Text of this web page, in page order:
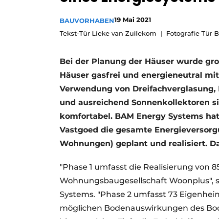
Ein Stellenangebot registrieren
Freie Stellen
Videos
BAUVORHABEN19 Mai 2021
Tekst-Tür Lieke van Zuilekom
Fotografie Tür
Bei der Planung der Häuser wurde
Häuser gasfrei und energieneutral
Verwendung von
und ausreichend Sonnenkollektoren
komfortabel. BAM Energy Systems
Vastgoed die gesamte
Wohnungen) geplant und realisiert.
"Phase 1 umfasst die Realisierung von
Wohnungsbaugesellschaft Woonplus",
Systems. "Phase 2 umfasst 73
möglichen Bodenauswirkungen des